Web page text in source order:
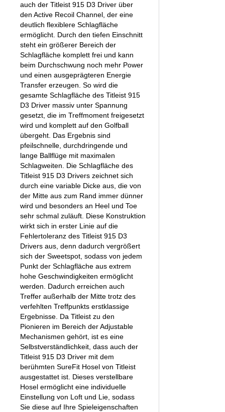
auch der Titleist 915 D3 Driver über
den Active Recoil Channel, der eine
deutlich flexiblere Schlagfläche
ermöglicht. Durch den tiefen Einschnitt
steht ein größerer Bereich der
Schlagfläche komplett frei und kann
beim Durchschwung noch mehr Power
und einen ausgeprägteren Energie
Transfer erzeugen. So wird die
gesamte Schlagfläche des Titleist 915
D3 Driver massiv unter Spannung
gesetzt, die im Treffmoment freigesetzt
wird und komplett auf den Golfball
übergeht. Das Ergebnis sind
pfeilschnelle, durchdringende und
lange Ballflüge mit maximalen
Schlagweiten. Die Schlagfläche des
Titleist 915 D3 Drivers zeichnet sich
durch eine variable Dicke aus, die von
der Mitte aus zum Rand immer dünner
wird und besonders an Heel und Toe
sehr schmal zuläuft. Diese Konstruktion
wirkt sich in erster Linie auf die
Fehlertoleranz des Titleist 915 D3
Drivers aus, denn dadurch vergrößert
sich der Sweetspot, sodass von jedem
Punkt der Schlagfläche aus extrem
hohe Geschwindigkeiten ermöglicht
werden. Dadurch erreichen auch
Treffer außerhalb der Mitte trotz des
verfehlten Treffpunkts erstklassige
Ergebnisse. Da Titleist zu den
Pionieren im Bereich der Adjustable
Mechanismen gehört, ist es eine
Selbstverständlichkeit, dass auch der
Titleist 915 D3 Driver mit dem
berühmten SureFit Hosel von Titleist
ausgestattet ist. Dieses verstellbare
Hosel ermöglicht eine individuelle
Einstellung von Loft und Lie, sodass
Sie diese auf Ihre Spieleigenschaften